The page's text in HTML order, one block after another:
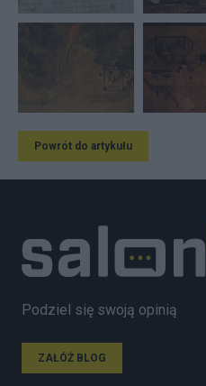
Powrót do artykułu
Podziel się swoją opinią
ZAŁÓŻ BLOG